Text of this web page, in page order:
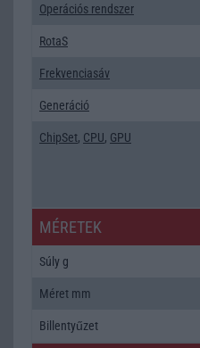
Operációs rendszer
RotaS
Frekvenciasáv
Generáció
ChipSet, CPU, GPU
MÉRETEK
Súly g
Méret mm
Billentyűzet